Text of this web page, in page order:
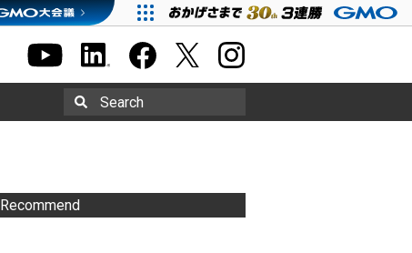
Search
Recommend